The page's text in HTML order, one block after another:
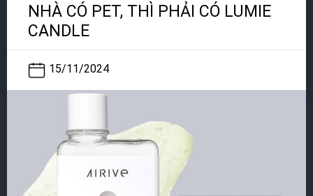
NHÀ CÓ PET, THÌ PHẢI CÓ LUMIE
CANDLE
15/11/2024